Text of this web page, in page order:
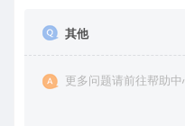
其他
更多问题请前往帮助中